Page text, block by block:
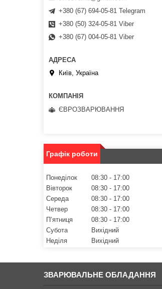
+380 (67) 694-05-81 Telegram
+380 (50) 324-05-81 Viber
+380 (67) 004-05-81 Viber
Київ, Україна
ЄВРОЗВАРЮВАННЯ
Графік роботи
Понеділок 08:30
17:00
Вівторок
08:30
17:00
Середа
08:30
17:00
Четвер
08:30
17:00
Пʼятниця
08:30
17:00
Субота
Вихідний
Неділя
Вихідний
ЗВАРЮВАЛЬНЕ ОБЛАДАННЯ